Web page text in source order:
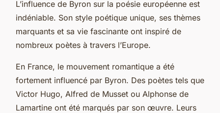
L’influence de Byron sur la poésie européenne est
indéniable. Son style poétique unique, ses thèmes
marquants et sa vie fascinante ont inspiré de
nombreux poètes à travers l’Europe.
En France, le mouvement romantique a été
fortement influencé par Byron. Des poètes tels que
Victor Hugo, Alfred de Musset ou Alphonse de
Lamartine ont été marqués par son œuvre. Leurs